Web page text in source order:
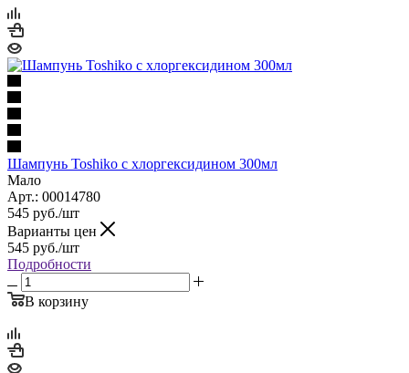
Шампунь Toshiko с хлоргексидином 300мл
Мало
Арт.: 00014780
545 руб./шт
Варианты цен
545 руб./шт
Подробности
В корзину